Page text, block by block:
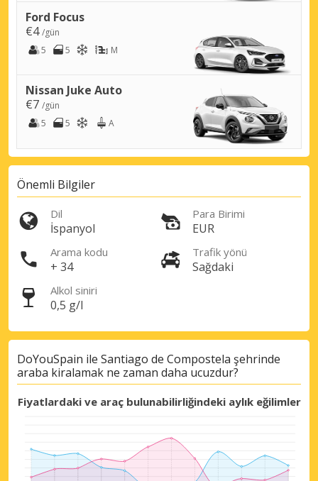
Ford Focus
€4/gün
5
5 M
Nissan Juke Auto
€7 /gün
5
5 A
Önemli Bilgiler
Dil
İspanyol
Para Birimi
EUR
Arama kodu
+ 34
Trafik yönü
Sağdaki
Alkol siniri
0,5 g/l
DoYouSpain ile Santiago de Compostela şehrinde
araba kiralamak ne zaman daha ucuzdur?
Fiyatlardaki ve araç bulunabilirliğindeki aylık eğilimler